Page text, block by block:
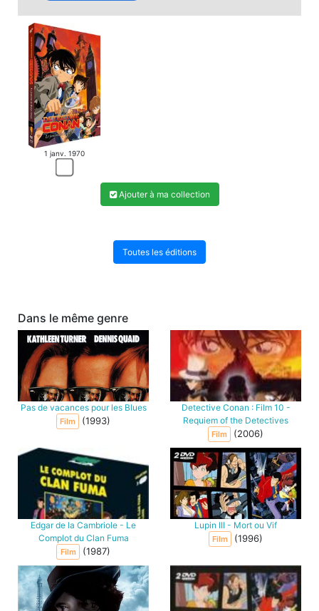
1 janv. 1970
Ajouter à ma collection
Toutes les éditions
Dans le même genre
Pas de vacances pour les Blues
Film (1993)
Detective Conan : Film 10 -
Requiem of the Detectives
Film (2006)
Edgar de la Cambriole - Le
Complot du Clan Fuma
Film (1987)
Lupin III - Mort ou Vif
Film (1996)